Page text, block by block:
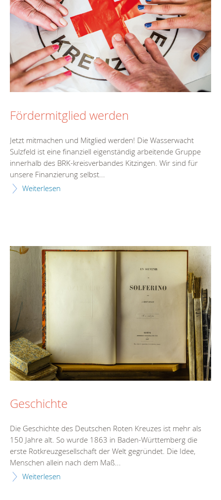
Fördermitglied werden
Jetzt mitmachen und Mitglied werden! Die Wasserwacht
Sulzfeld ist eine finanziell eigenständig arbeitende Gruppe
innerhalb des BRK-kreisverbandes Kitzingen. Wir sind für
unsere Finanzierung selbst...
Weiterlesen
Geschichte
Die Geschichte des Deutschen Roten Kreuzes ist mehr als
150 Jahre alt. So wurde 1863 in Baden-Württemberg die
erste Rotkreuzgesellschaft der Welt gegründet. Die Idee,
Menschen allein nach dem Maß...
Weiterlesen